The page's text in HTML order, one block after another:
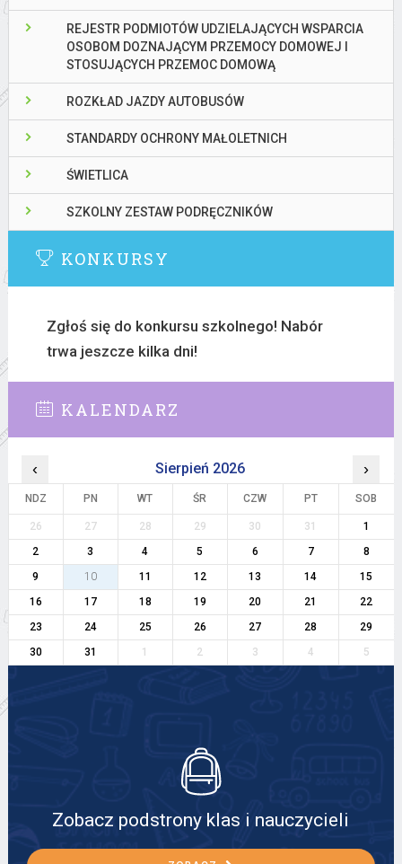
REJESTR PODMIOTÓW UDZIELAJĄCYCH WSPARCIA
OSOBOM DOZNAJĄCYM PRZEMOCY DOMOWEJ I
STOSUJĄCYCH PRZEMOC DOMOWĄ
ROZKŁAD JAZDY AUTOBUSÓW
STANDARDY OCHRONY MAŁOLETNICH
ŚWIETLICA
SZKOLNY ZESTAW PODRĘCZNIKÓW
KONKURSY
Zgłoś się do konkursu szkolnego! Nabór
trwa jeszcze kilka dni!
KALENDARZ
‹ Sierpień 2026 ›
NDZ PN WT ŚR CZW PT SOB
26 27 28 29 30 31
1
2
3 4 5 6 7
8
9
10 11 12 13 14
15
16
17 18 19 20 21
22
23
24 25 26 27 28
29
30
31 1 2 3 4 5
Zobacz podstrony klas i nauczycieli